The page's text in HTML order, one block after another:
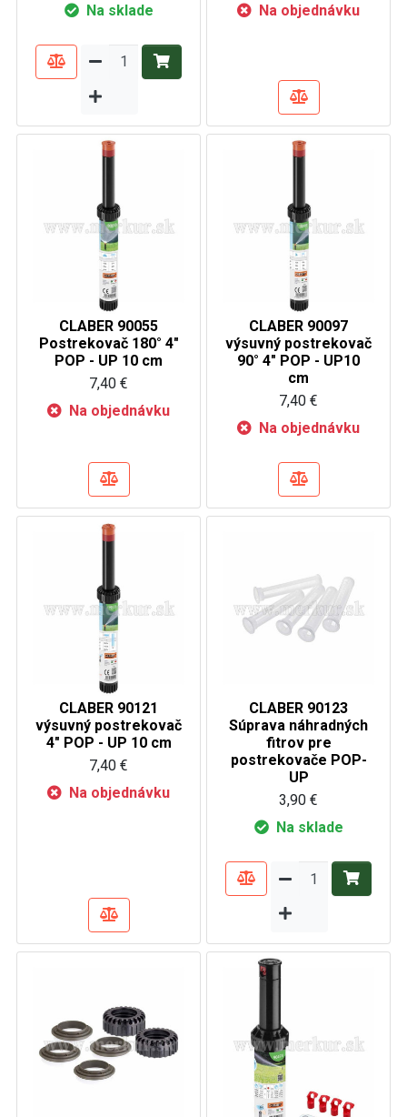
Na sklade
Na objednávku
CLABER 90055
Postrekovač 180° 4"
POP - UP 10 cm
7,40 €
Na objednávku
CLABER 90097
výsuvný postrekovač
90° 4" POP - UP10
cm
7,40 €
Na objednávku
CLABER 90121
výsuvný postrekovač
4" POP - UP 10 cm
7,40 €
Na objednávku
CLABER 90123
Súprava náhradných
fitrov pre
postrekovače POP-
UP
3,90 €
Na sklade